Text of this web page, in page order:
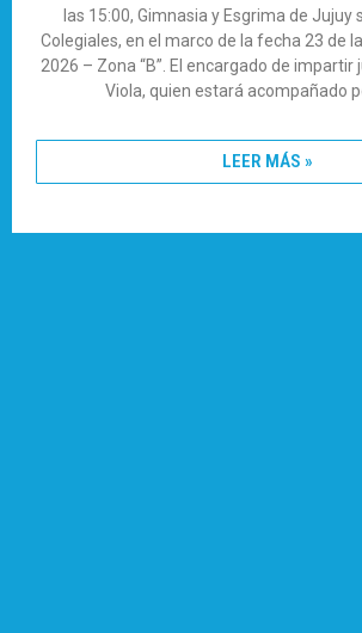
las 15:00, Gimnasia y Esgrima de
Colegiales, en el marco de la fecha 23 de
2026 – Zona “B”. El encargado de impartir
Viola, quien estará acompañado
LEER MÁS »